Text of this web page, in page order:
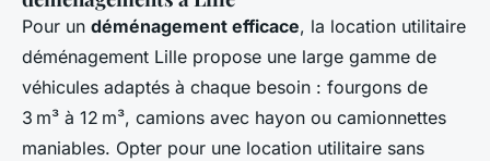
Pour un déménagement efficace, la location utilitaire
déménagement Lille propose une large gamme de
véhicules adaptés à chaque besoin : fourgons de
3 m³ à 12 m³, camions avec hayon ou camionnettes
maniables. Opter pour une location utilitaire sans